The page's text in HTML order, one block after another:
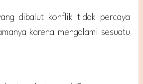
dibalut konflik tidak percaya
karena mengalami sesuatu